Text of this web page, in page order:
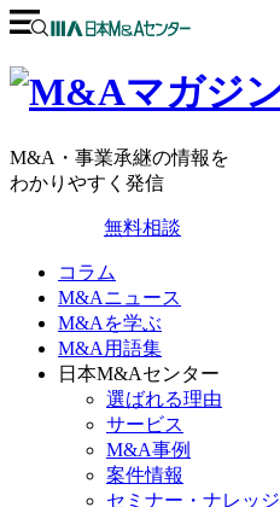
M&A・事業承継の情報を
わかりやすく発信
無料相談
コラム
M&Aニュース
M&Aを学ぶ
M&A用語集
日本M&Aセンター
選ばれる理由
サービス
M&A事例
案件情報
セミナー・ナレッジ